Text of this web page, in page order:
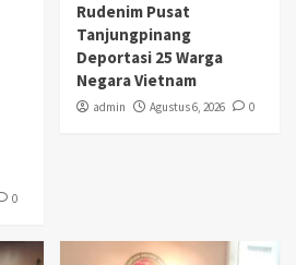
0
Rudenim Pusat
Tanjungpinang
Deportasi 25 Warga
Negara Vietnam
admin Agustus 6, 2026 0